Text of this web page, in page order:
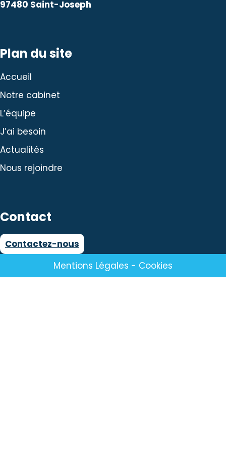
97480 Saint-Joseph
Plan du site
Accueil
Notre cabinet
L’équipe
J’ai besoin
Actualités
Nous rejoindre
Contact
Contactez-nous
Mentions Légales - Cookies